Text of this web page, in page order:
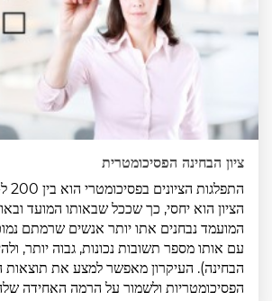
ציון הבחינה הפסיכומטרית
הציון הוא יחסי, כך שככל שבאותו המועד
המועמד נבחנים אתו יותר אנשים שרמתם
עם אותו מספר תשובות נכונות, גבוה יותר,
הבחינה). העיקרון מאפשר למצע את תוצאות
הפסיכומטריות ולשמור על הרמה האחידה